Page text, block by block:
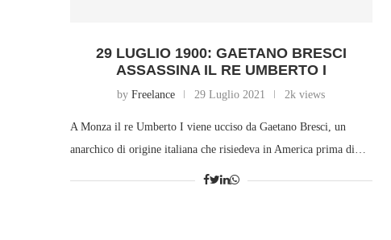
29 LUGLIO 1900: GAETANO BRESCI
ASSASSINA IL RE UMBERTO I
byFreelance 29 Luglio 2021 2k views
A Monza il re Umberto I viene ucciso da Gaetano Bresci, un
anarchico di origine italiana che risiedeva in America prima di…